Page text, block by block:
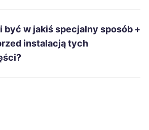
315 zł
być w jakiś specjalny sposób
instalacją tych
+